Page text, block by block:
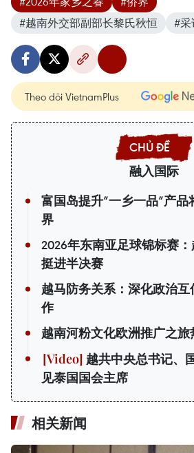
#越南外交部副部长黎氏秋恒
#采
Theo dõi VietnamPlus
融入国际
富国岛提升”一乡一品”产品
界
2026年东南亚足球锦标赛
挺进半决赛
越马防务关系：深化政治
作
越南河粉文化欧洲推广之旅
越共中央总书记、
见泰国国会主席
相关新闻